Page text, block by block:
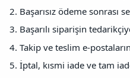
Başarısız ödeme
Başarılı siparişin
Takip ve teslim e-
İptal, kısmi iade ve tam